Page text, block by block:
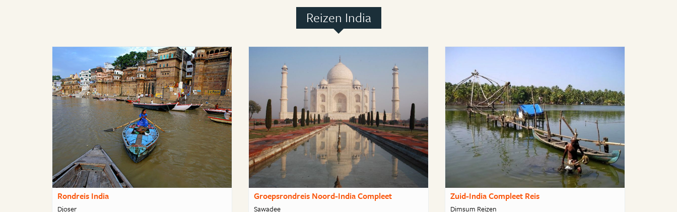
Reizen India
Rondreis India
Djoser
Groepsrondreis Noord-India Compleet
Sawadee
Zuid-India Compleet Reis
Dimsum Reizen